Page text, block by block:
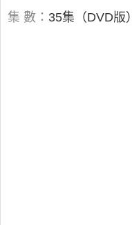
集 數： 35集（DVD版）